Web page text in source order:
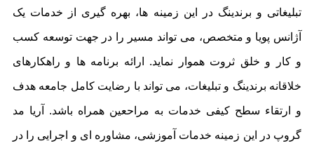
تبلیغاتی و برندینگ در این زمینه ها، بهره گیری از خدمات یک
آژانس پویا و متخصص، می تواند مسیر را در جهت توسعه کسب
و کار و خلق ثروت هموار نماید. ارائه برنامه ها و راهکارهای
خلاقانه برندینگ و تبلیغات، می تواند با رضایت کامل جامعه هدف
و ارتقاء سطح کیفی خدمات به مراحعین همراه باشد. آریا مد
گروپ در این زمینه خدمات آموزشی، مشاوره ای و اجرایی را در